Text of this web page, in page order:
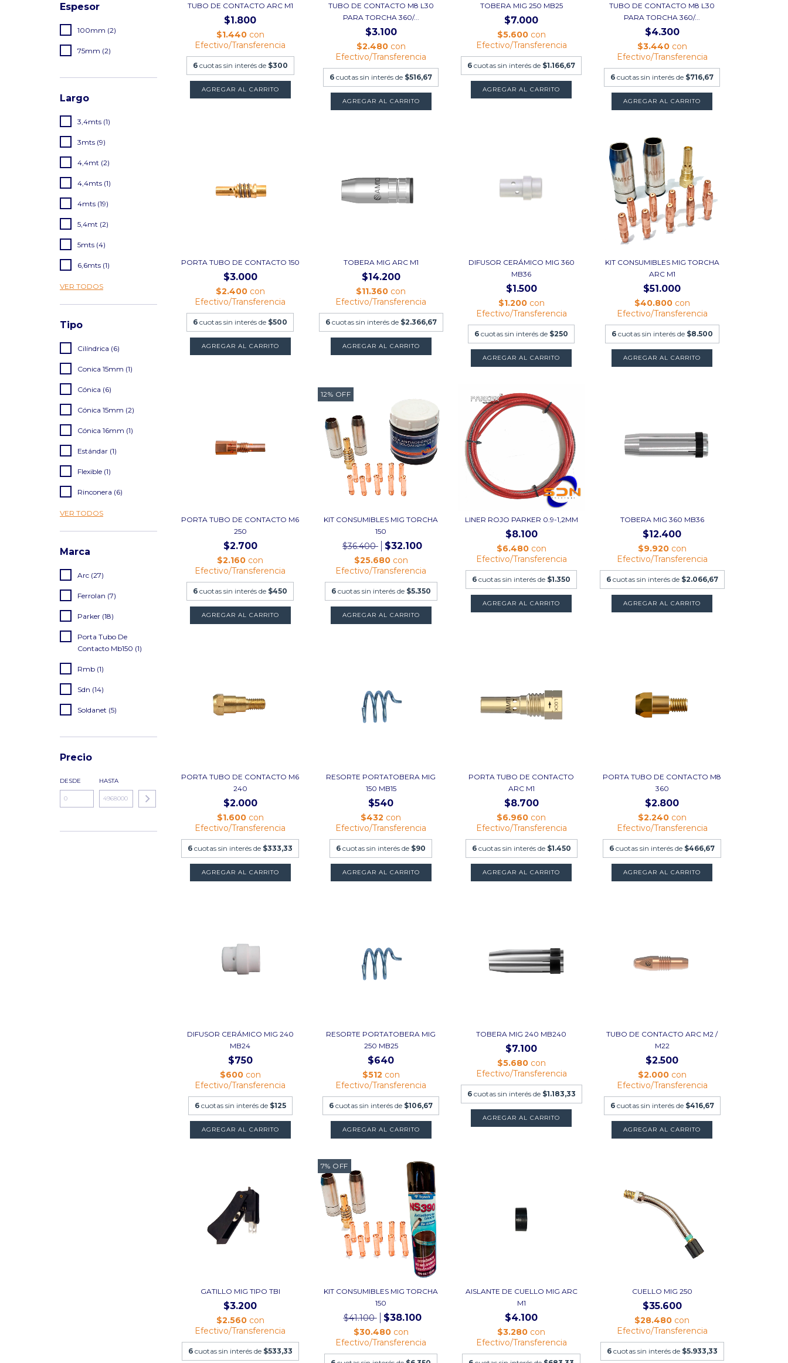
Espesor
100mm (2)
75mm (2)
Largo
3,4mts (1)
3mts (9)
4,4mt (2)
4,4mts (1)
4mts (19)
5,4mt (2)
5mts (4)
6,6mts (1)
VER TODOS
Tipo
Cilíndrica (6)
Conica 15mm (1)
Cónica (6)
Cónica 15mm (2)
Cónica 16mm (1)
Estándar (1)
Flexible (1)
Rinconera (6)
VER TODOS
Marca
Arc (27)
Ferrolan (7)
Parker (18)
Porta Tubo De
Contacto Mb150 (1)
Rmb (1)
Sdn (14)
Soldanet (5)
Precio
DESDE HASTA
TUBO DE CONTACTO ARC M1
$1.800
$1.440 con
Efectivo/Transferencia
6 cuotas sin interés de $300
AGREGAR AL CARRITO
TUBO DE CONTACTO M8 L30
PARA TORCHA 360/...
$3.100
$2.480 con
Efectivo/Transferencia
6 cuotas sin interés de $516,67
AGREGAR AL CARRITO
TOBERA MIG 250 MB25
$7.000
$5.600 con
Efectivo/Transferencia
6 cuotas sin interés de $1.166,67
AGREGAR AL CARRITO
TUBO DE CONTACTO M8 L30
PARA TORCHA 360/...
$4.300
$3.440 con
Efectivo/Transferencia
6 cuotas sin interés de $716,67
AGREGAR AL CARRITO
PORTA TUBO DE CONTACTO 150
$3.000
$2.400 con
Efectivo/Transferencia
6 cuotas sin interés de $500
TOBERA MIG ARC M1
$14.200
$11.360 con
Efectivo/Transferencia
6 cuotas sin interés de $2.366,67
AGREGAR AL CARRITO
DIFUSOR CERÁMICO MIG 360
MB36
$1.500
$1.200 con
Efectivo/Transferencia
6 cuotas sin interés de $250
AGREGAR AL CARRITO
KIT CONSUMIBLES MIG TORCHA
ARC M1
$51.000
$40.800 con
Efectivo/Transferencia
6 cuotas sin interés de $8.500
AGREGAR AL CARRITO
PORTA TUBO DE CONTACTO M6
250
$2.700
$2.160 con
Efectivo/Transferencia
6 cuotas sin interés de $450
12% OFF
KIT CONSUMIBLES MIG TORCHA
150
$36.400 $32.100
$25.680 con
Efectivo/Transferencia
6 cuotas sin interés de $5.350
AGREGAR AL CARRITO
LINER ROJO PARKER 0.9-1,2MM
$8.100
$6.480 con
Efectivo/Transferencia
6 cuotas sin interés de $1.350
AGREGAR AL CARRITO
TOBERA MIG 360 MB36
$12.400
$9.920 con
Efectivo/Transferencia
6 cuotas sin interés de $2.066,67
AGREGAR AL CARRITO
PORTA TUBO DE CONTACTO M6
240
$2.000
$1.600 con
Efectivo/Transferencia
6 cuotas sin interés de $333,33
RESORTE PORTATOBERA MIG
150 MB15
$540
$432 con
Efectivo/Transferencia
6 cuotas sin interés de $90
PORTA TUBO DE CONTACTO
ARC M1
$8.700
$6.960 con
Efectivo/Transferencia
6 cuotas sin interés de $1.450
PORTA TUBO DE CONTACTO M8
360
$2.800
$2.240 con
Efectivo/Transferencia
6 cuotas sin interés de $466,67
DIFUSOR CERÁMICO MIG 240
MB24
$750
$600 con
Efectivo/Transferencia
6 cuotas sin interés de $125
RESORTE PORTATOBERA MIG
250 MB25
$640
$512 con
Efectivo/Transferencia
6 cuotas sin interés de $106,67
TOBERA MIG 240 MB240
$7.100
$5.680 con
Efectivo/Transferencia
6 cuotas sin interés de $1.183,33
AGREGAR AL CARRITO
TUBO DE CONTACTO ARC M2 /
M22
$2.500
$2.000 con
Efectivo/Transferencia
6 cuotas sin interés de $416,67
AGREGAR AL CARRITO
GATILLO MIG TIPO TBI
$3.200
$2.560 con
Efectivo/Transferencia
6 cuotas sin interés de $533,33
7% OFF
KIT CONSUMIBLES MIG TORCHA
150
$41.100 $38.100
$30.480 con
Efectivo/Transferencia
AISLANTE DE CUELLO MIG ARC
M1
$4.100
$3.280 con
Efectivo/Transferencia
CUELLO MIG 250
$35.600
$28.480 con
Efectivo/Transferencia
6 cuotas sin interés de $5.933,33